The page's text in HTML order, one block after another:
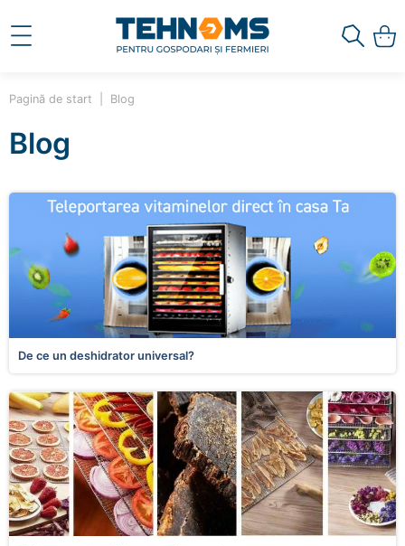
Pagină de start Blog
Blog
De ce un deshidrator universal?